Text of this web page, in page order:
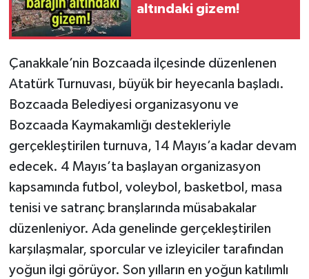
altındaki gizem!
Çanakkale’nin Bozcaada ilçesinde düzenlenen
Atatürk Turnuvası, büyük bir heyecanla başladı.
Bozcaada Belediyesi organizasyonu ve
Bozcaada Kaymakamlığı destekleriyle
gerçekleştirilen turnuva, 14 Mayıs’a kadar devam
edecek. 4 Mayıs’ta başlayan organizasyon
kapsamında futbol, voleybol, basketbol, masa
tenisi ve satranç branşlarında müsabakalar
düzenleniyor. Ada genelinde gerçekleştirilen
karşılaşmalar, sporcular ve izleyiciler tarafından
yoğun ilgi görüyor. Son yılların en yoğun katılımlı